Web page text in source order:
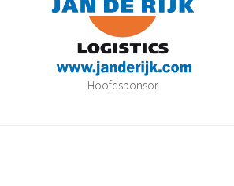
Hoofdsponsor